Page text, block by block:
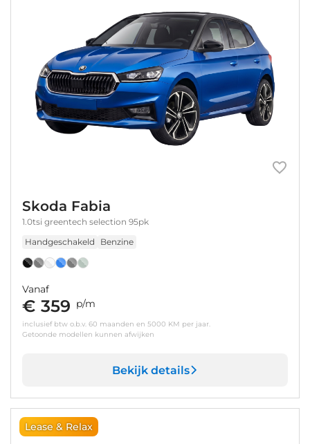
Skoda Fabia
1.0tsi greentech selection 95pk
Handgeschakeld
Benzine
Vanaf
€ 359 p/m
inclusief btw o.b.v. 60 maanden en 5000 KM per jaar.
Getoonde modellen kunnen afwijken
Bekijk details
Lease & Relax